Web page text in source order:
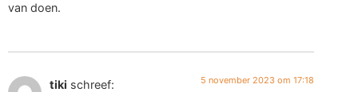
van doen.
tiki schreef: 5 november 2023 om 17:18